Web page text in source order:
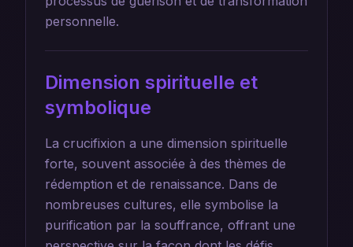
personnelle.
Dimension spirituelle et
symbolique
La crucifixion a une dimension spirituelle
forte, souvent associée à des thèmes de
rédemption et de renaissance. Dans de
nombreuses cultures, elle symbolise la
purification par la souffrance, offrant une